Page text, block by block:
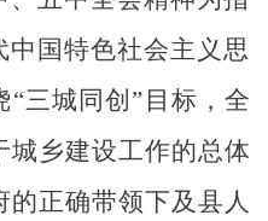
国特色社会主义思
三城同创”目标， 全
乡建设工作的总体
正确带领下及县人